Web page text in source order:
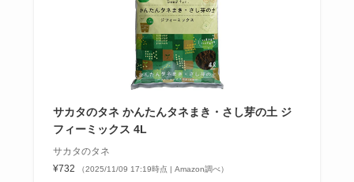
サカタのタネ かんたんタネまき・さし芽の土 ジ
フィーミックス 4L
サカタのタネ
¥732
（2025/11/09 17:19時点 | Amazon調べ）